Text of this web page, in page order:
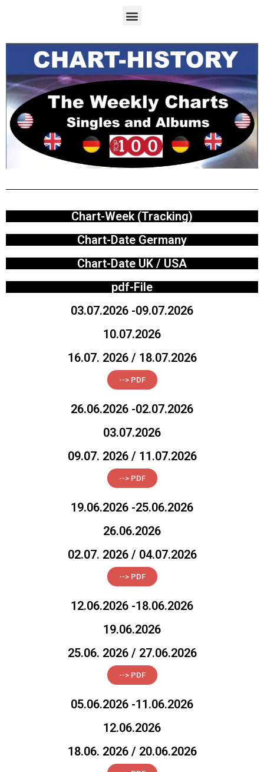
Chart-Week (Tracking)
Chart-Date Germany
Chart-Date UK / USA
pdf-File
03.07.2026 -09.07.2026
10.07.2026
16.07. 2026 / 18.07.2026
--> PDF
26.06.2026 -02.07.2026
03.07.2026
09.07. 2026 / 11.07.2026
--> PDF
19.06.2026 -25.06.2026
26.06.2026
02.07. 2026 / 04.07.2026
--> PDF
12.06.2026 -18.06.2026
19.06.2026
25.06. 2026 / 27.06.2026
--> PDF
05.06.2026 -11.06.2026
12.06.2026
18.06. 2026 / 20.06.2026